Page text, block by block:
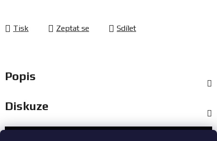
Tisk Zeptat se Sdílet
Popis
Diskuze